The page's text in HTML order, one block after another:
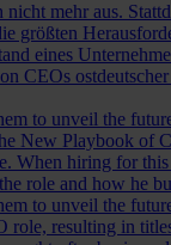
mehr aus.
größten
eines
CEOs
to unveil the
New Playbook of
When hiring for
role and how he
to unveil the
role, resulting in